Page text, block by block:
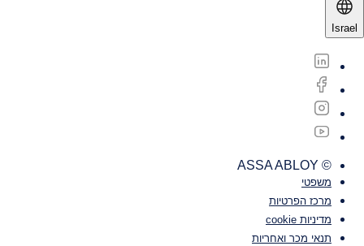
Israel
© ASSA ABLOY
משפטי‎‎
מרכז הפרטיות
מדיניות cookie
תנאי מכר ואחריות